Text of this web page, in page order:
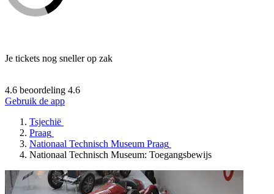
Je tickets nog sneller op zak
4.6 beoordeling 4.6
Gebruik de app
Tsjechië
Praag
Nationaal Technisch Museum Praag
Nationaal Technisch Museum: Toegangsbewijs